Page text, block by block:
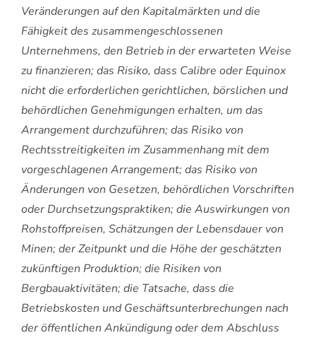
Veränderungen auf den Kapitalmärkten und die
Fähigkeit des zusammengeschlossenen
Unternehmens, den Betrieb in der erwarteten Weise
zu finanzieren; das Risiko, dass Calibre oder Equinox
nicht die erforderlichen gerichtlichen, börslichen und
behördlichen Genehmigungen erhalten, um das
Arrangement durchzuführen; das Risiko von
Rechtsstreitigkeiten im Zusammenhang mit dem
vorgeschlagenen Arrangement; das Risiko von
Änderungen von Gesetzen, behördlichen Vorschriften
oder Durchsetzungspraktiken; die Auswirkungen von
Rohstoffpreisen, Schätzungen der Lebensdauer von
Minen; der Zeitpunkt und die Höhe der geschätzten
zukünftigen Produktion; die Risiken von
Bergbauaktivitäten; die Tatsache, dass die
Betriebskosten und Geschäftsunterbrechungen nach
der öffentlichen Ankündigung oder dem Abschluss